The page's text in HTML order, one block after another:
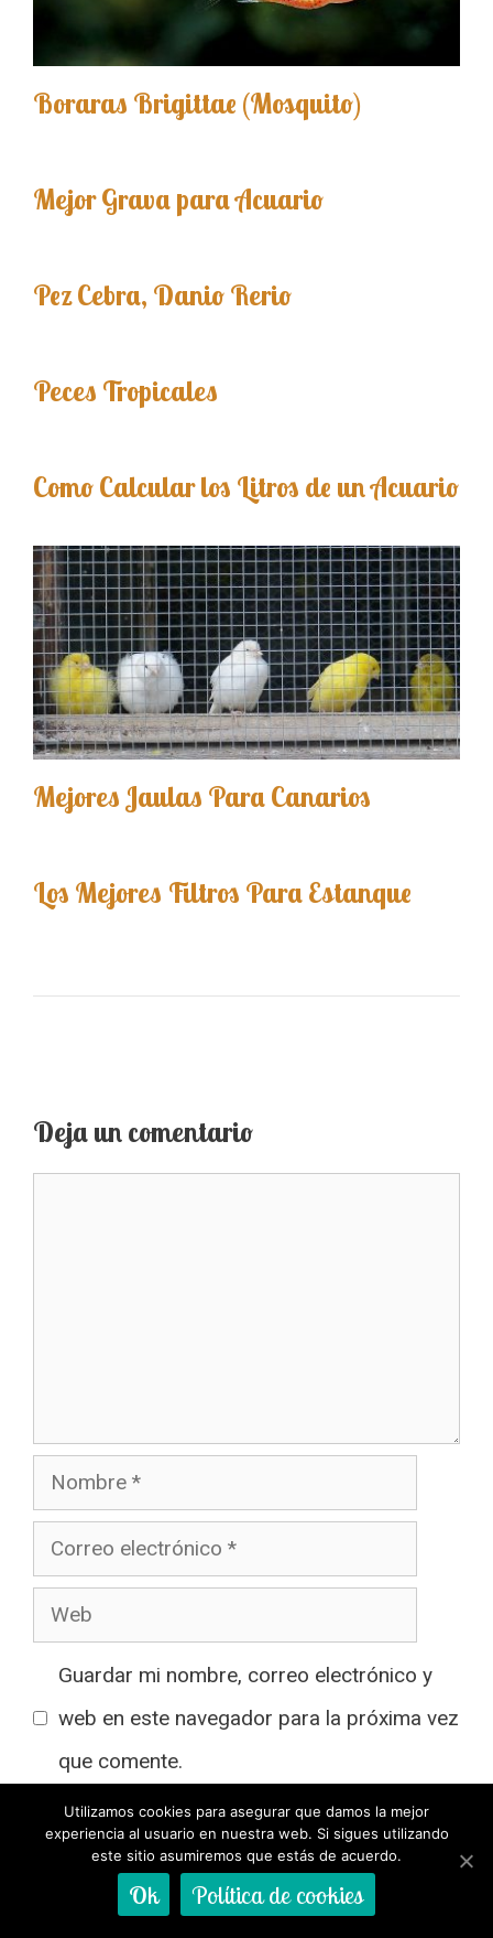
Boraras Brigittae (Mosquito)
Mejor Grava para Acuario
Pez Cebra, Danio Rerio
Peces Tropicales
Como Calcular los Litros de un Acuario
Mejores Jaulas Para Canarios
Los Mejores Filtros Para Estanque
Deja un comentario
Nombre
Correo
electrónico
Web
Guardar mi nombre, correo electrónico y
web en este navegador para la próxima vez
que comente.
He leído y acepto laPolítica de privacidad*
Utilizamos cookies para asegurar que damos la mejor
experiencia al usuario en nuestra web. Si sigues utilizando
este sitio asumiremos que estás de acuerdo.
Ok Política de cookies